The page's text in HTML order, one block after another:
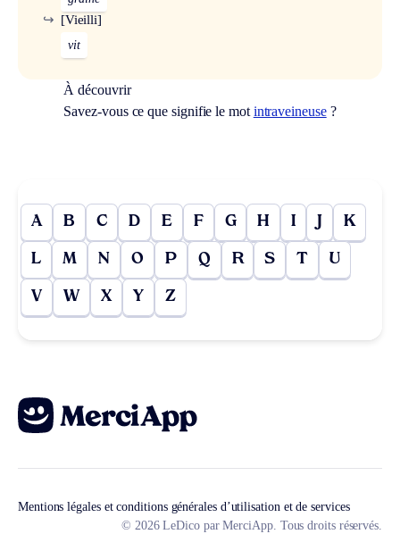
[Vieilli]
↪
vit
À découvrir
Savez-vous ce que signifie le mot intraveineuse?
A B C D E F G H I J K
L M N O P Q R S T U
V W X Y Z
Mentions légales et conditions générales d’utilisation et de services
© 2026 LeDico par MerciApp. Tous droits réservés.